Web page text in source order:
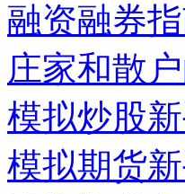
融资融券
庄家和散
模拟炒股
模拟期货